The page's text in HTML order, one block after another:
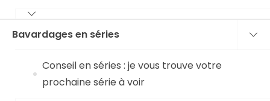
Bavardages en séries
Conseil en séries : je vous trouve votre
prochaine série à voir